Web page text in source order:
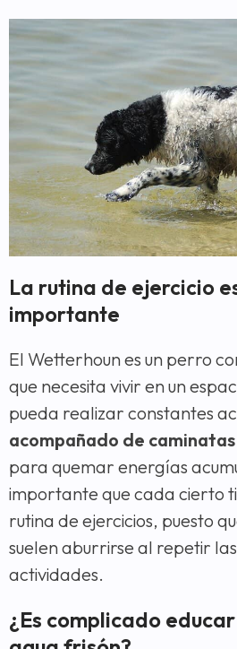
La rutina de ejercicio
importante
El Wetterhoun es un perro
que necesita vivir en un
pueda realizar constantes
acompañado de
para quemar energías
importante que cada cierto
rutina de ejercicios, puesto
suelen aburrirse al repetir
actividades.
¿Es complicado